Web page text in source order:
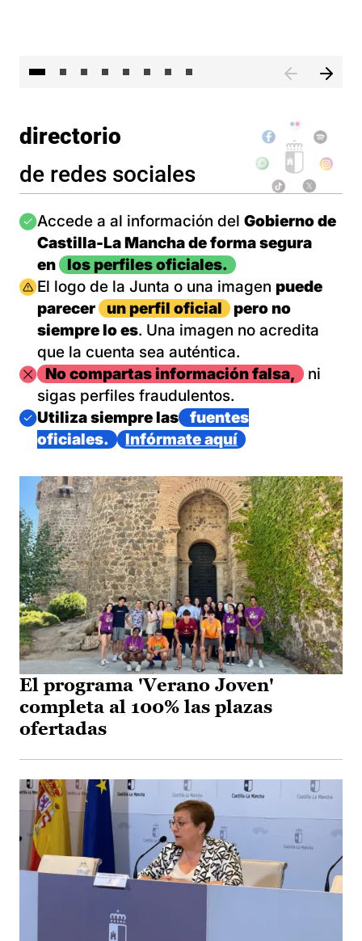
directorio
de redes sociales
Imagen
Accede a al información del Gobierno de
Castilla-La Mancha de forma segura
en
los perfiles oficiales.
Imagen
El logo de la Junta o una imagen puede
parecer
un perfil oficial
pero no
siempre lo es. Una imagen no acredita
que la cuenta sea auténtica.
ImagenNo compartas información falsa,
ni
sigas perfiles fraudulentos.
Imagen
Utiliza siempre las
fuentes
oficiales.
Infórmate aquí
El programa 'Verano Joven'
completa al 100% las plazas
ofertadas